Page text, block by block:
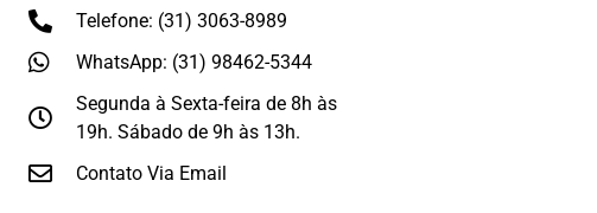
Telefone: (31) 3063-8989
WhatsApp: (31) 98462-5344
Segunda à Sexta-feira de 8h às
19h. Sábado de 9h às 13h.
Contato Via Email